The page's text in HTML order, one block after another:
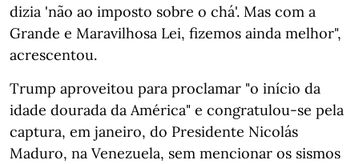
dizia 'não ao imposto sobre o chá'. Mas com a
Grande e Maravilhosa Lei, fizemos ainda melhor",
acrescentou.
Trump aproveitou para proclamar "o início da
idade dourada da América" e congratulou-se pela
captura, em janeiro, do Presidente Nicolás
Maduro, na Venezuela, sem mencionar os sismos